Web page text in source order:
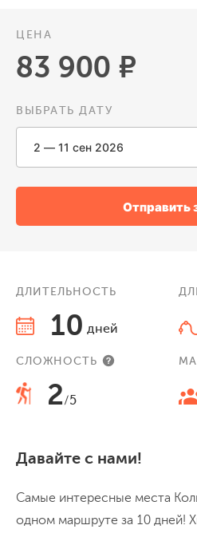
ЦЕНА
83 900 ₽
ВЫБРАТЬ ДАТУ
Отправить
ДЛИТЕЛЬНОСТЬ
10 дней
СЛОЖНОСТЬ
2/5
Давайте с нами!
Самые интересные места
одном маршруте за 10 дней!